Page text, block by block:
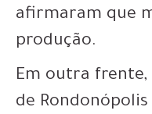
afirmaram que
produção.
Em outra
de